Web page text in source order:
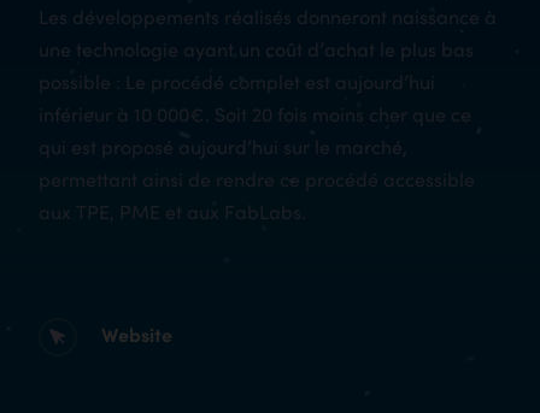
Website
Les développements réalisés donneront naissance à
une technologie ayant un coût d’achat le plus bas
possible : Le procédé complet est aujourd’hui
inférieur à 10 000€. Soit 20 fois moins cher que ce
qui est proposé aujourd’hui sur le marché,
permettant ainsi de rendre ce procédé accessible
aux TPE, PME et aux FabLabs.